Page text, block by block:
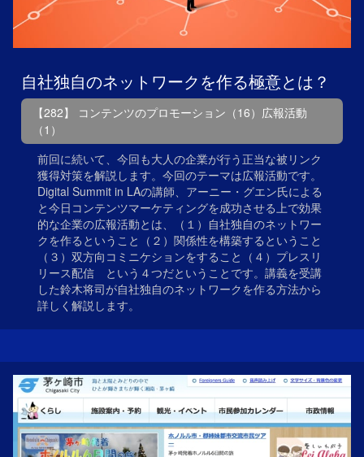
自社独自のネットワークを作る極意とは？
【282】 コンテンツのプロモーション（16）広報活動
（1）
前回に続いて、今回も大人の企業が行う正当な被リンク
獲得対策を解説します。今回のテーマは広報活動です。
Digital Summit in LAの講師、アーニー・グエン氏による
と今日コンテンツマーケティングを成功させる上で効果
的な企業の広報活動とは、（１）自社独自のネットワー
クを作るということ（２）関係性を構築するということ
（３）双方向コミニケションをすること（４）プレスリ
リース配信 という４つだということです。講義を受講
した鈴木将司が自社独自のネットワークを作る方法から
詳しく解説します。